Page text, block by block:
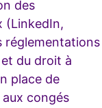
des
(LinkedIn,
réglementations
du droit à
place de
congés